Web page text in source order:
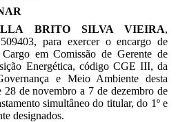
BRITO SILVA VIEIRA,
para exercer o encargo de
em Comissão de Gerente de
Energética, código CGE III, da
e Meio Ambiente desta
de novembro a 7 de dezembro de
simultâneo do titular, do 1º e
designados.